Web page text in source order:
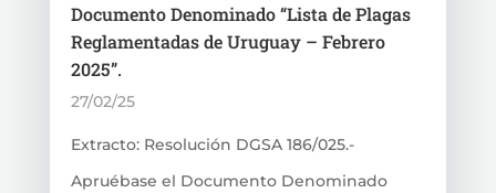
Documento Denominado “Lista de Plagas
Reglamentadas de Uruguay – Febrero
2025”.
27/02/25
Extracto: Resolución DGSA 186/025.-
Apruébase el Documento Denominado